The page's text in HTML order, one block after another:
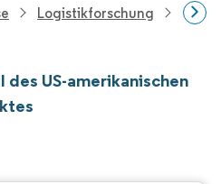
Logistikforschung
US-amerikanischen